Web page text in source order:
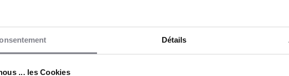
Détails
... les Cookies
Découvrir le réseau Demander une documentation